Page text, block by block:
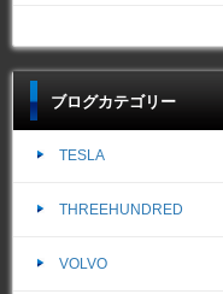
ブログカテゴリー
TESLA
THREEHUNDRED
VOLVO